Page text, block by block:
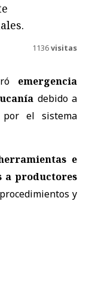
1136visitas
emergencia
debido a
por el sistema
e
a productores
y